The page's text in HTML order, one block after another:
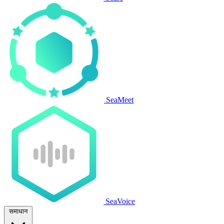
SeaMeet
SeaVoice
समाधान